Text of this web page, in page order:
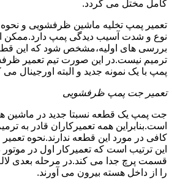
کامل مختل می گردد.
تعمیر پمپ تخلیه ماشین ظرفشویی و نحوه
نوع و شدت آسیب دیدگی پمپ دارد.ممکن
بررسی های اولیه،مشخص شود که این قطعه
ترمیم نیست.در این صورت تیم تعمیر
پمپ با یک نمونه جدید و البته اورجینال می
تعمیر جت پمپ ظرفشویی
جت پمپ یک قطعه نسبتا جدید در ماشین
است.بنابراین همه تعمیرکاران قادر به
کافی در مورد این قطعه ندارند.نحوه
این ترتیب است که تعمیرکار اول در موتور
قسمت پرچ جدا می کند.در مرحله بعدی
را از داخل هسته بیرون می آورند.